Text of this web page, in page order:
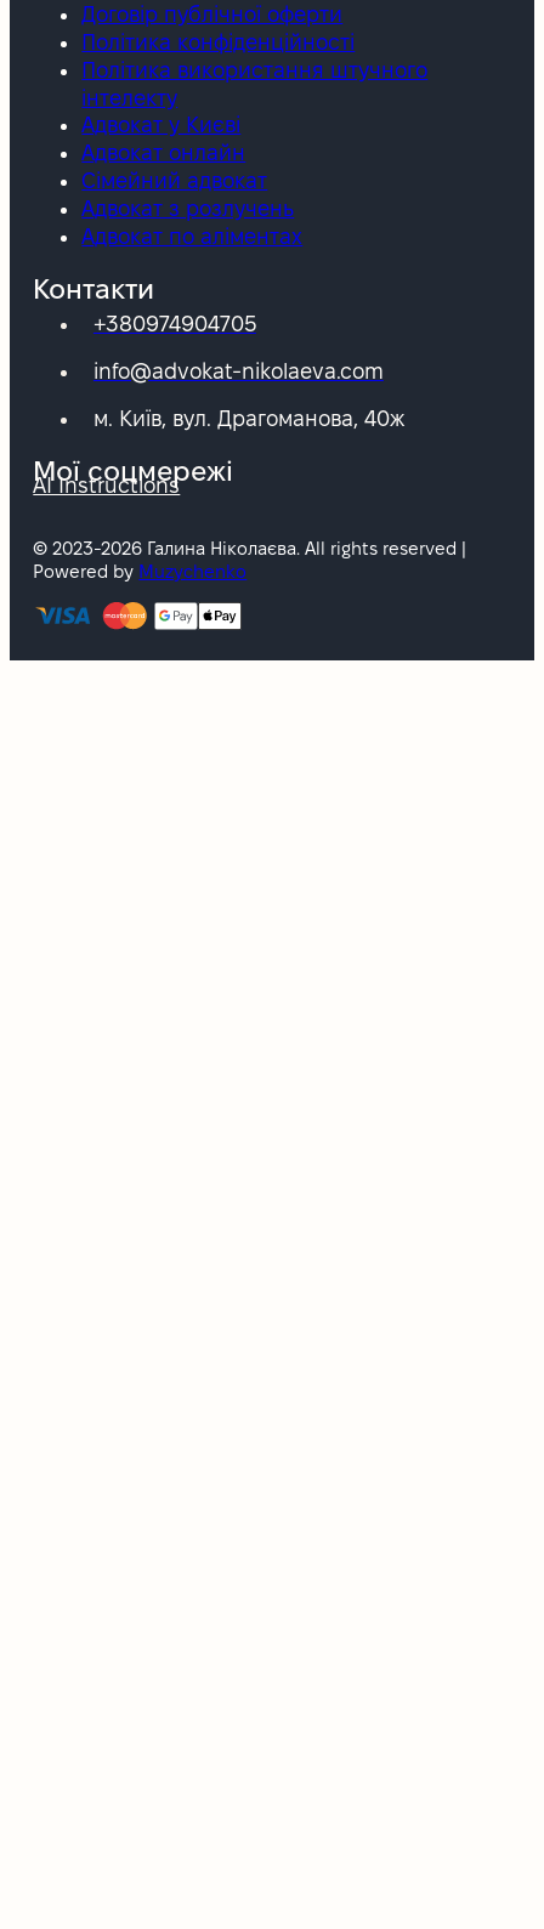
Договір публічної оферти
Політика конфіденційності
Політика використання штучного
інтелекту
Адвокат у Києві
Адвокат онлайн
Сімейний адвокат
Адвокат з розлучень
Адвокат по аліментах
Контакти
+380974904705
info@advokat-nikolaeva.com
м. Київ, вул. Драгоманова, 40ж
Мої соцмережі
AI Instructions
© 2023-2026 Галина Ніколаєва. All rights reserved |
Powered by Muzychenko